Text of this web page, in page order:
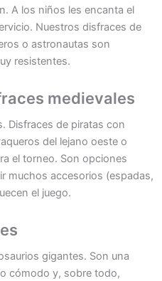
A los niños les encanta el
Nuestros disfraces de
o astronautas son
resistentes.
medievales
Disfraces de piratas con
del lejano oeste o
el torneo. Son opciones
muchos accesorios (espadas,
el juego.
gigantes. Son una
cómodo y, sobre todo,